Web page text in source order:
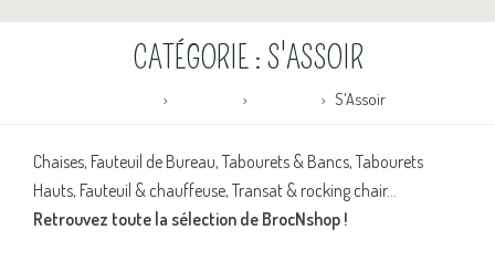
CATÉGORIE : S'ASSOIR
S'Assoir
Chaises, Fauteuil de Bureau, Tabourets & Bancs, Tabourets
Hauts, Fauteuil & chauffeuse, Transat & rocking chair…
Retrouvez toute la sélection de BrocNshop !